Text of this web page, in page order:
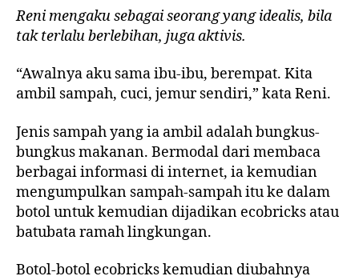
Reni mengaku sebagai seorang yang idealis, bila
tak terlalu berlebihan, juga aktivis.
“Awalnya aku sama ibu-ibu, berempat. Kita
ambil sampah, cuci, jemur sendiri,” kata Reni.
Jenis sampah yang ia ambil adalah bungkus-
bungkus makanan. Bermodal dari membaca
berbagai informasi di internet, ia kemudian
mengumpulkan sampah-sampah itu ke dalam
botol untuk kemudian dijadikan ecobricks atau
batubata ramah lingkungan.
Botol-botol ecobricks kemudian diubahnya